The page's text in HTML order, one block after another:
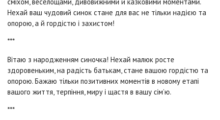
Нехай ваш чудовий синок стане для вас не тільки надією та
опорою, а й гордістю і захистом!
***
Вітаю з народженням синочка! Нехай малюк росте
здоровеньким, на радість батькам, стане вашою гордістю та
опорою. Бажаю тільки позитивних моментів в новому етапі
вашого життя, терпіння, миру і щастя в вашу сім’ю.
***